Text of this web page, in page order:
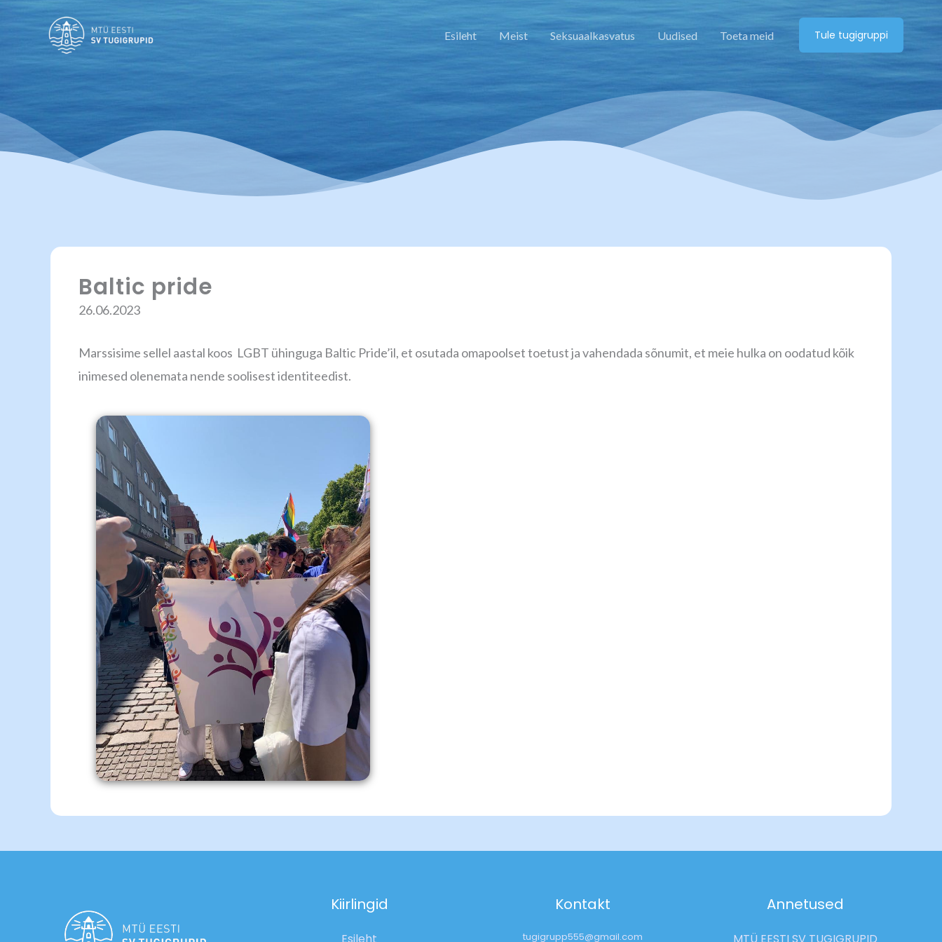
Skip
to
content
Esileht Meist Seksuaalkasvatus Uudised Toeta meid Tule tugigruppi
Baltic pride
26.06.2023
Marssisime sellel aastal koos LGBT ühinguga Baltic Pride’il, et osutada omapoolset toetust ja vahendada sõnumit, et meie hulka on oodatud kõik
inimesed olenemata nende soolisest identiteedist.
Kiirlingid
Esileht
Kontakt
tugigrupp555@gmail.com
Annetused
MTÜ EESTI SV TUGIGRUPID